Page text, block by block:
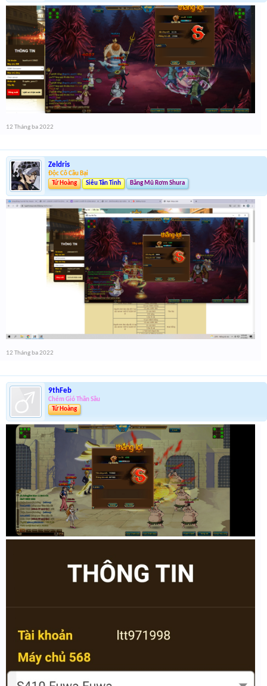
12 Tháng ba 2022
Zeldris
Độc Cô Cầu Bại
Tứ Hoàng
Siêu Tân Tinh Băng Mũ Rơm Shura
12 Tháng ba 2022
9thFeb
Chém Gió Thần Sầu
Tứ Hoàng